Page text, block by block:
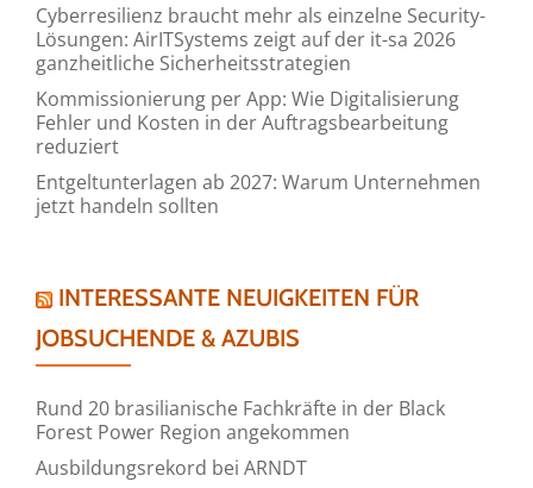
Cyberresilienz braucht mehr als einzelne Security-
Lösungen: AirITSystems zeigt auf der it-sa 2026
ganzheitliche Sicherheitsstrategien
Kommissionierung per App: Wie Digitalisierung
Fehler und Kosten in der Auftragsbearbeitung
reduziert
Entgeltunterlagen ab 2027: Warum Unternehmen
jetzt handeln sollten
INTERESSANTE NEUIGKEITEN FÜR
JOBSUCHENDE & AZUBIS
Rund 20 brasilianische Fachkräfte in der Black
Forest Power Region angekommen
Ausbildungsrekord bei ARNDT